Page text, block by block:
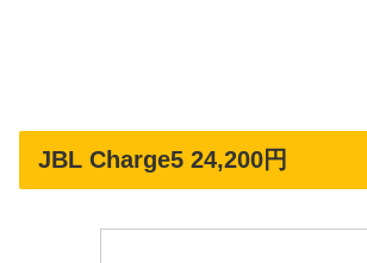
JBL Charge5 24,200円